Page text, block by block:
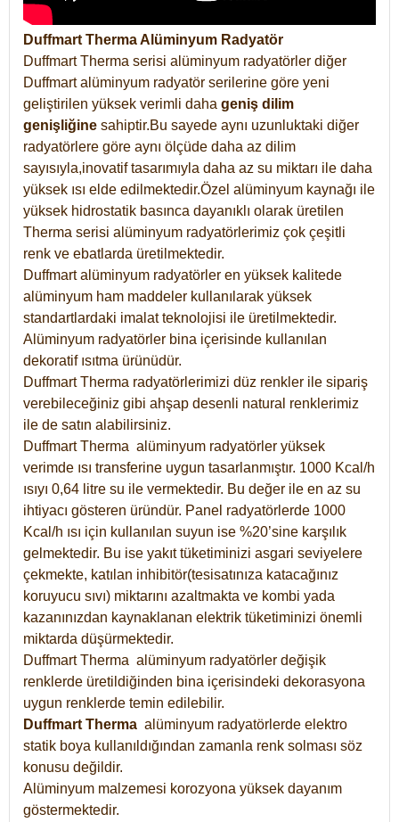
Duffmart Therma Alüminyum Radyatör
Duffmart Therma serisi alüminyum radyatörler diğer
Duffmart alüminyum radyatör serilerine göre yeni
geliştirilen yüksek verimli daha geniş dilim
genişliğine sahiptir.Bu sayede aynı uzunluktaki diğer
radyatörlere göre aynı ölçüde daha az dilim
sayısıyla,inovatif tasarımıyla daha az su miktarı ile daha
yüksek ısı elde edilmektedir.Özel alüminyum kaynağı ile
yüksek hidrostatik basınca dayanıklı olarak üretilen
Therma serisi alüminyum radyatörlerimiz çok çeşitli
renk ve ebatlarda üretilmektedir.
Duffmart alüminyum radyatörler en yüksek kalitede
alüminyum ham maddeler kullanılarak yüksek
standartlardaki imalat teknolojisi ile üretilmektedir.
Alüminyum radyatörler bina içerisinde kullanılan
dekoratif ısıtma ürünüdür.
Duffmart Therma radyatörlerimizi düz renkler ile sipariş
verebileceğiniz gibi ahşap desenli natural renklerimiz
ile de satın alabilirsiniz.
Duffmart Therma alüminyum radyatörler yüksek
verimde ısı transferine uygun tasarlanmıştır. 1000 Kcal/h
ısıyı 0,64 litre su ile vermektedir. Bu değer ile en az su
ihtiyacı gösteren üründür. Panel radyatörlerde 1000
Kcal/h ısı için kullanılan suyun ise %20’sine karşılık
gelmektedir. Bu ise yakıt tüketiminizi asgari seviyelere
çekmekte, katılan inhibitör(tesisatınıza katacağınız
koruyucu sıvı) miktarını azaltmakta ve kombi yada
kazanınızdan kaynaklanan elektrik tüketiminizi önemli
miktarda düşürmektedir.
Duffmart Therma alüminyum radyatörler değişik
renklerde üretildiğinden bina içerisindeki dekorasyona
uygun renklerde temin edilebilir.
Duffmart Therma alüminyum radyatörlerde elektro
statik boya kullanıldığından zamanla renk solması söz
konusu değildir.
Alüminyum malzemesi korozyona yüksek dayanım
göstermektedir.